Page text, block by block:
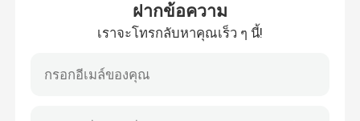
ฝากข้อความ
เราจะโทรกลับหาคุณเร็ว ๆ นี้!